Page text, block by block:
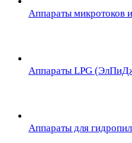
Аппараты микротоков
Аппараты LPG
Аппараты для